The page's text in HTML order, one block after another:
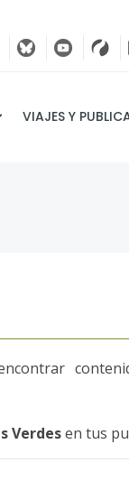
VIAJES Y
Verdesen tus